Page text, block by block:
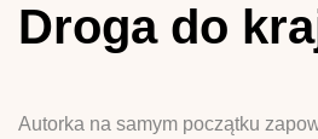
Droga do
Autorka na samym początku